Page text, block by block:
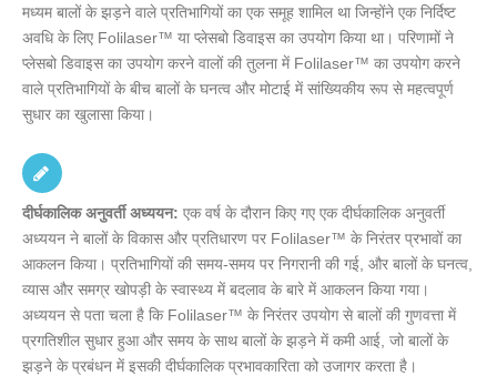
मध्यम बालों के झड़ने वाले प्रतिभागियों का एक समूह शामिल था जिन्होंने एक निर्दिष्ट
अवधि के लिए Folilaser™ या प्लेसबो डिवाइस का उपयोग किया था। परिणामों ने
प्लेसबो डिवाइस का उपयोग करने वालों की तुलना में Folilaser™ का उपयोग करने
वाले प्रतिभागियों के बीच बालों के घनत्व और मोटाई में सांख्यिकीय रूप से महत्वपूर्ण
सुधार का खुलासा किया।
दीर्घकालिक अनुवर्ती अध्ययन: एक वर्ष के दौरान किए गए एक दीर्घकालिक अनुवर्ती
अध्ययन ने बालों के विकास और प्रतिधारण पर Folilaser™ के निरंतर प्रभावों का
आकलन किया। प्रतिभागियों की समय-समय पर निगरानी की गई, और बालों के घनत्व,
व्यास और समग्र खोपड़ी के स्वास्थ्य में बदलाव के बारे में आकलन किया गया।
अध्ययन से पता चला है कि Folilaser™ के निरंतर उपयोग से बालों की गुणवत्ता में
प्रगतिशील सुधार हुआ और समय के साथ बालों के झड़ने में कमी आई, जो बालों के
झड़ने के प्रबंधन में इसकी दीर्घकालिक प्रभावकारिता को उजागर करता है।